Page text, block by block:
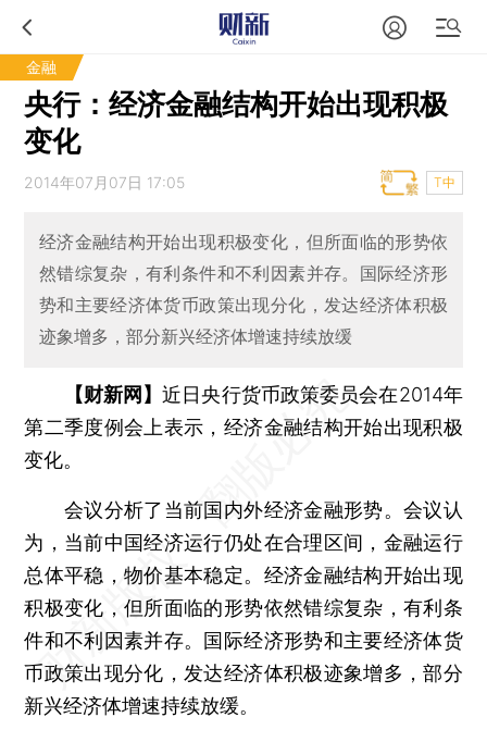
金融
央行：经济金融结构开始出现积极
变化
2014年07月07日 17:05 T中
经济金融结构开始出现积极变化，但所面临的形势依
然错综复杂，有利条件和不利因素并存。国际经济形
势和主要经济体货币政策出现分化，发达经济体积极
迹象增多，部分新兴经济体增速持续放缓
【财新网】近日央行货币政策委员会在2014年
第二季度例会上表示，经济金融结构开始出现积极
变化。
会议分析了当前国内外经济金融形势。会议认
为，当前中国经济运行仍处在合理区间，金融运行
总体平稳，物价基本稳定。经济金融结构开始出现
积极变化，但所面临的形势依然错综复杂，有利条
件和不利因素并存。国际经济形势和主要经济体货
币政策出现分化，发达经济体积极迹象增多，部分
新兴经济体增速持续放缓。